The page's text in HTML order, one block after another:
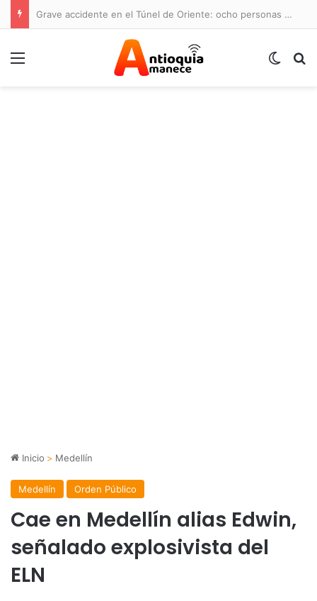
Grave accidente en el Túnel de Oriente: ocho personas lesionadas y cierre de la vía
Menú
Inicio > Medellín
Medellín Orden Público
Cae en Medellín alias Edwin,
señalado explosivista del
ELN